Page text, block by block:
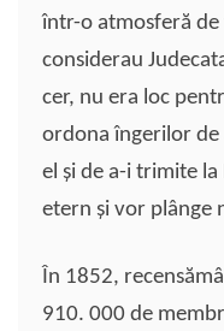
într-o atmosferă de
considerau
cer, nu era loc
ordona îngerilor de
el şi de a-i trimite
etern şi vor plânge
În 1852,
910. 000 de